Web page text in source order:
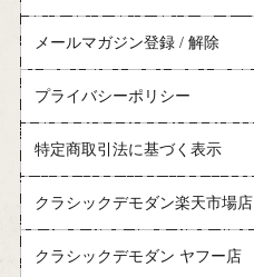
メールマガジン登録 / 解除
プライバシーポリシー
特定商取引法に基づく表示
クラシックデモダン楽天市場店
クラシックデモダン ヤフー店